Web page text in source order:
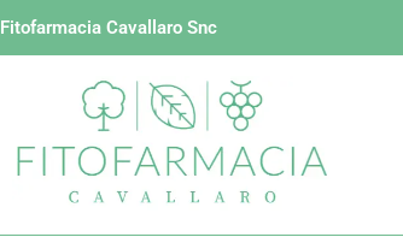
Vai
Fitofarmacia Cavallaro Snc